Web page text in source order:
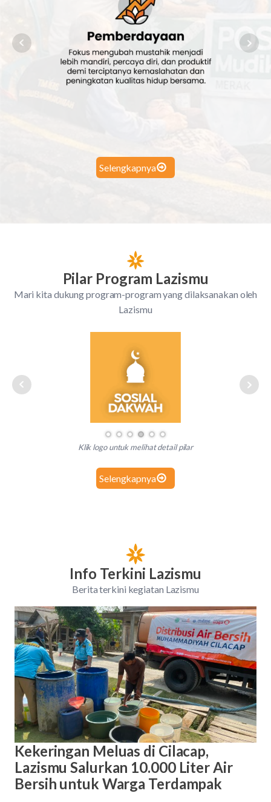
Selengkapnya
Pilar Program Lazismu
Mari kita dukung program-program yang dilaksanakan oleh
Lazismu
Klik logo untuk melihat detail pilar
Selengkapnya
Info Terkini Lazismu
Berita terkini kegiatan Lazismu
Kekeringan Meluas di Cilacap,
Lazismu Salurkan 10.000 Liter Air
Bersih untuk Warga Terdampak